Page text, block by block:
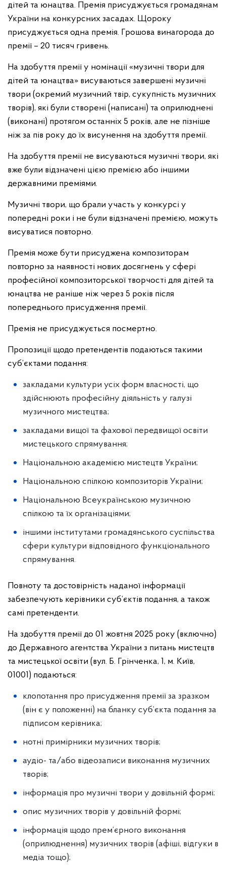
дітей та юнацтва. Премія присуджується громадянам
України на конкурсних засадах. Щороку
присуджується одна премія. Грошова винагорода до
премії – 20 тисяч гривень.
На здобуття премії у номінації «музичні твори для
дітей та юнацтва» висуваються завершені музичні
твори (окремий музичний твір, сукупність музичних
творів), які були створені (написані) та оприлюднені
(виконані) протягом останніх 5 років, але не пізніше
ніж за пів року до їх висунення на здобуття премії.
На здобуття премії не висуваються музичні твори, які
вже були відзначені цією премією або іншими
державними преміями.
Музичні твори, що брали участь у конкурсі у
попередні роки і не були відзначені премією, можуть
висуватися повторно.
Премія може бути присуджена композиторам
повторно за наявності нових досягнень у сфері
професійної композиторської творчості для дітей та
юнацтва не раніше ніж через 5 років після
попереднього присудження премії.
Премія не присуджується посмертно.
Пропозиції щодо претендентів подаються такими
суб’єктами подання:
закладами культури усіх форм власності, що
здійснюють професійну діяльність у галузі
музичного мистецтва;
закладами вищої та фахової передвищої освіти
мистецького спрямування;
Національною академією мистецтв України;
Національною спілкою композиторів України;
Національною Всеукраїнською музичною
спілкою та їх організаціями;
іншими інститутами громадянського суспільства
сфери культури відповідного функціонального
спрямування.
Повноту та достовірність наданої інформації
забезпечують керівники суб’єктів подання, а також
самі претенденти.
На здобуття премії до 01 жовтня 2025 року (включно)
до Державного агентства України з питань мистецтв
та мистецької освіти (вул. Б. Грінченка, 1, м. Київ,
01001) подаються:
клопотання про присудження премії за зразком
(він є у положенні) на бланку суб’єкта подання за
підписом керівника;
нотні примірники музичних творів;
аудіо- та/або відеозаписи виконання музичних
творів;
інформація про музичні твори у довільній формі;
опис музичних творів у довільній формі;
інформація щодо прем’єрного виконання
(оприлюднення) музичних творів (афіші, відгуки в
медіа тощо);